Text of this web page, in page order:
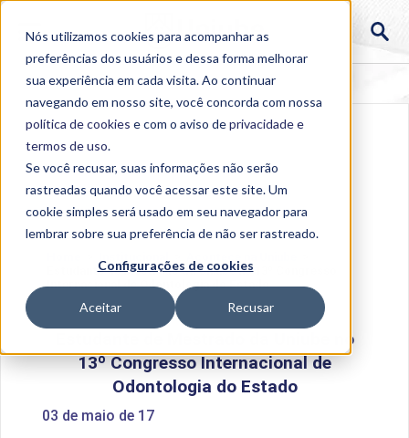
Nós utilizamos cookies para acompanhar as
preferências dos usuários e dessa forma melhorar
sua experiência em cada visita. Ao continuar
navegando em nosso site, você concorda com nossa
política de cookies e com o aviso deprivacidade e
termos de uso.
Se você recusar, suas informações não serão
rastreadas quando você acessar este site. Um
cookie simples será usado em seu navegador para
lembrar sobre sua preferência de não ser rastreado.
Configurações de cookies
Aceitar Recusar
Estudante de Mestrado da Uniube no 13º Congresso
Internacional de Odontologia do Estado
Estudante de Mestrado da Uniube no
13º Congresso Internacional de
Odontologia do Estado
03 de maio de 17